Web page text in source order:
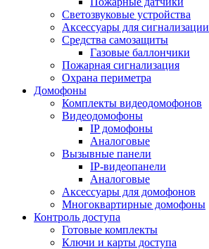
Светозвуковые устройства
Аксессуары для сигнализации
Средства самозащиты
Газовые баллончики
Пожарная сигнализация
Охрана периметра
Домофоны
Комплекты видеодомофонов
Видеодомофоны
IP домофоны
Аналоговые
Вызывные панели
IP-видеопанели
Аналоговые
Аксессуары для домофонов
Многоквартирные домофоны
Контроль доступа
Готовые комплекты
Ключи и карты доступа